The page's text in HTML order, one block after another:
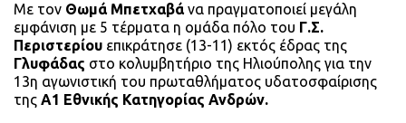
Με τον Θωμά Μπετχαβάνα πραγματοποιεί μεγάλη
εμφάνιση με 5 τέρματα η ομάδα πόλο του Γ.Σ.
Περιστερίου επικράτησε (13-11) εκτός έδρας της
Γλυφάδας στο κολυμβητήριο της Ηλιούπολης για την
13η αγωνιστική του πρωταθλήματος υδατοσφαίρισης
της Α1 Εθνικής Κατηγορίας Ανδρών.